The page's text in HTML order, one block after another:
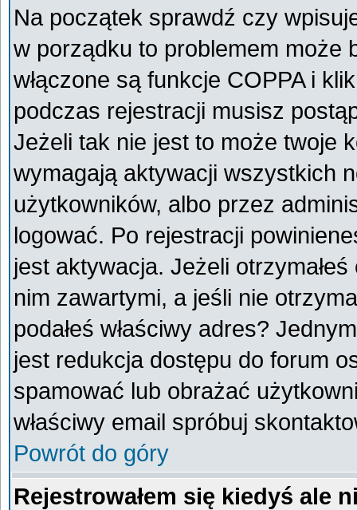
Na początek sprawdź czy
w porządku to problemem może
włączone są funkcje COPPA i
podczas rejestracji musisz
Jeżeli tak nie jest to może twoje
wymagają aktywacji wszystkich
użytkowników, albo przez
logować. Po rejestracji
jest aktywacja. Jeżeli
nim zawartymi, a jeśli nie
podałeś właściwy adres?
jest redukcja dostępu do forum
spamować lub obrażać
właściwy email spróbuj
Powrót do góry
Rejestrowałem się kiedyś ale